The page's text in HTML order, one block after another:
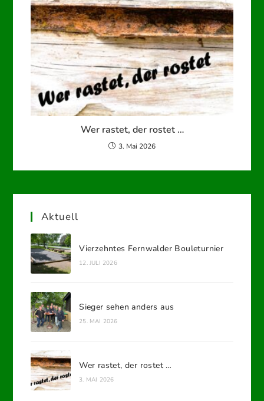
Wer rastet, der rostet …
3. Mai 2026
Aktuell
Vierzehntes Fernwalder Bouleturnier
12. JULI 2026
Sieger sehen anders aus
25. MAI 2026
Wer rastet, der rostet …
3. MAI 2026